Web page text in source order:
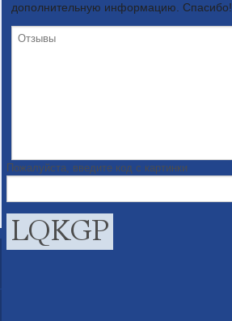
дополнительную информацию. Спасибо!
Пожалуйста, введите код с картинки